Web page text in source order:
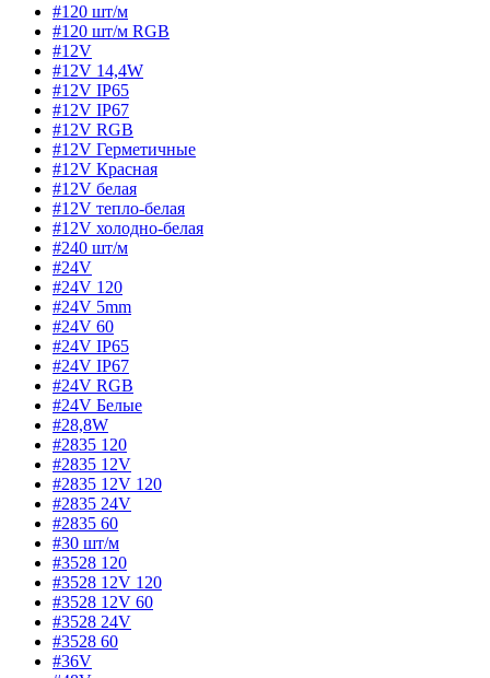
#120 шт/м
#120 шт/м RGB
#12V
#12V 14,4W
#12V IP65
#12V IP67
#12V RGB
#12V Герметичные
#12V Красная
#12V белая
#12V тепло-белая
#12V холодно-белая
#240 шт/м
#24V
#24V 120
#24V 5mm
#24V 60
#24V IP65
#24V IP67
#24V RGB
#24V Белые
#28,8W
#2835 120
#2835 12V
#2835 12V 120
#2835 24V
#2835 60
#30 шт/м
#3528 120
#3528 12V 120
#3528 12V 60
#3528 24V
#3528 60
#36V